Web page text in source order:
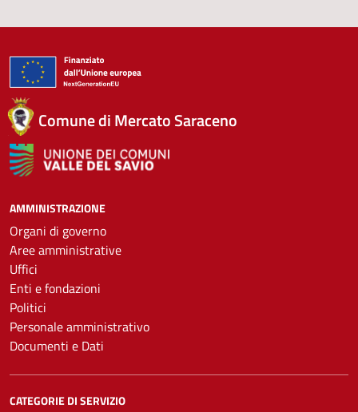
Comune di Mercato Saraceno
AMMINISTRAZIONE
Organi di governo
Aree amministrative
Uffici
Enti e fondazioni
Politici
Personale amministrativo
Documenti e Dati
CATEGORIE DI SERVIZIO